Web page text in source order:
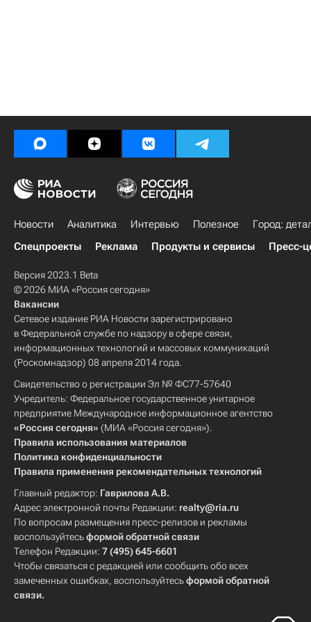
Новости Аналитика Интервью Полезное
Город:
Спецпроекты
Реклама Продукты и сервисы Пресс-
Версия 2023.1 Beta
© 2026 МИА «Россия сегодня»
Вакансии
Сетевое издание РИА Новости зарегистрировано
в Федеральной службе по надзору в сфере связи,
информационных технологий и массовых коммуникаций
(Роскомнадзор) 08 апреля 2014 года.
Свидетельство о регистрации Эл № ФС77-57640
Учредитель: Федеральное государственное унитарное
предприятие Международное информационное агентство
«Россия сегодня» (МИА «Россия сегодня»).
Правила использования материалов
Политика конфиденциальности
Правила применения рекомендательных технологий
Главный редактор: Гаврилова А.В.
Адрес электронной почты Редакции: realty@ria.ru
По вопросам размещения пресс-релизов и рекламы
воспользуйтесьформой обратной связи
Телефон Редакции: 7 (495) 645-6601
Чтобы связаться с редакцией или сообщить обо всех
замеченных ошибках, воспользуйтесьформой обратной
связи.